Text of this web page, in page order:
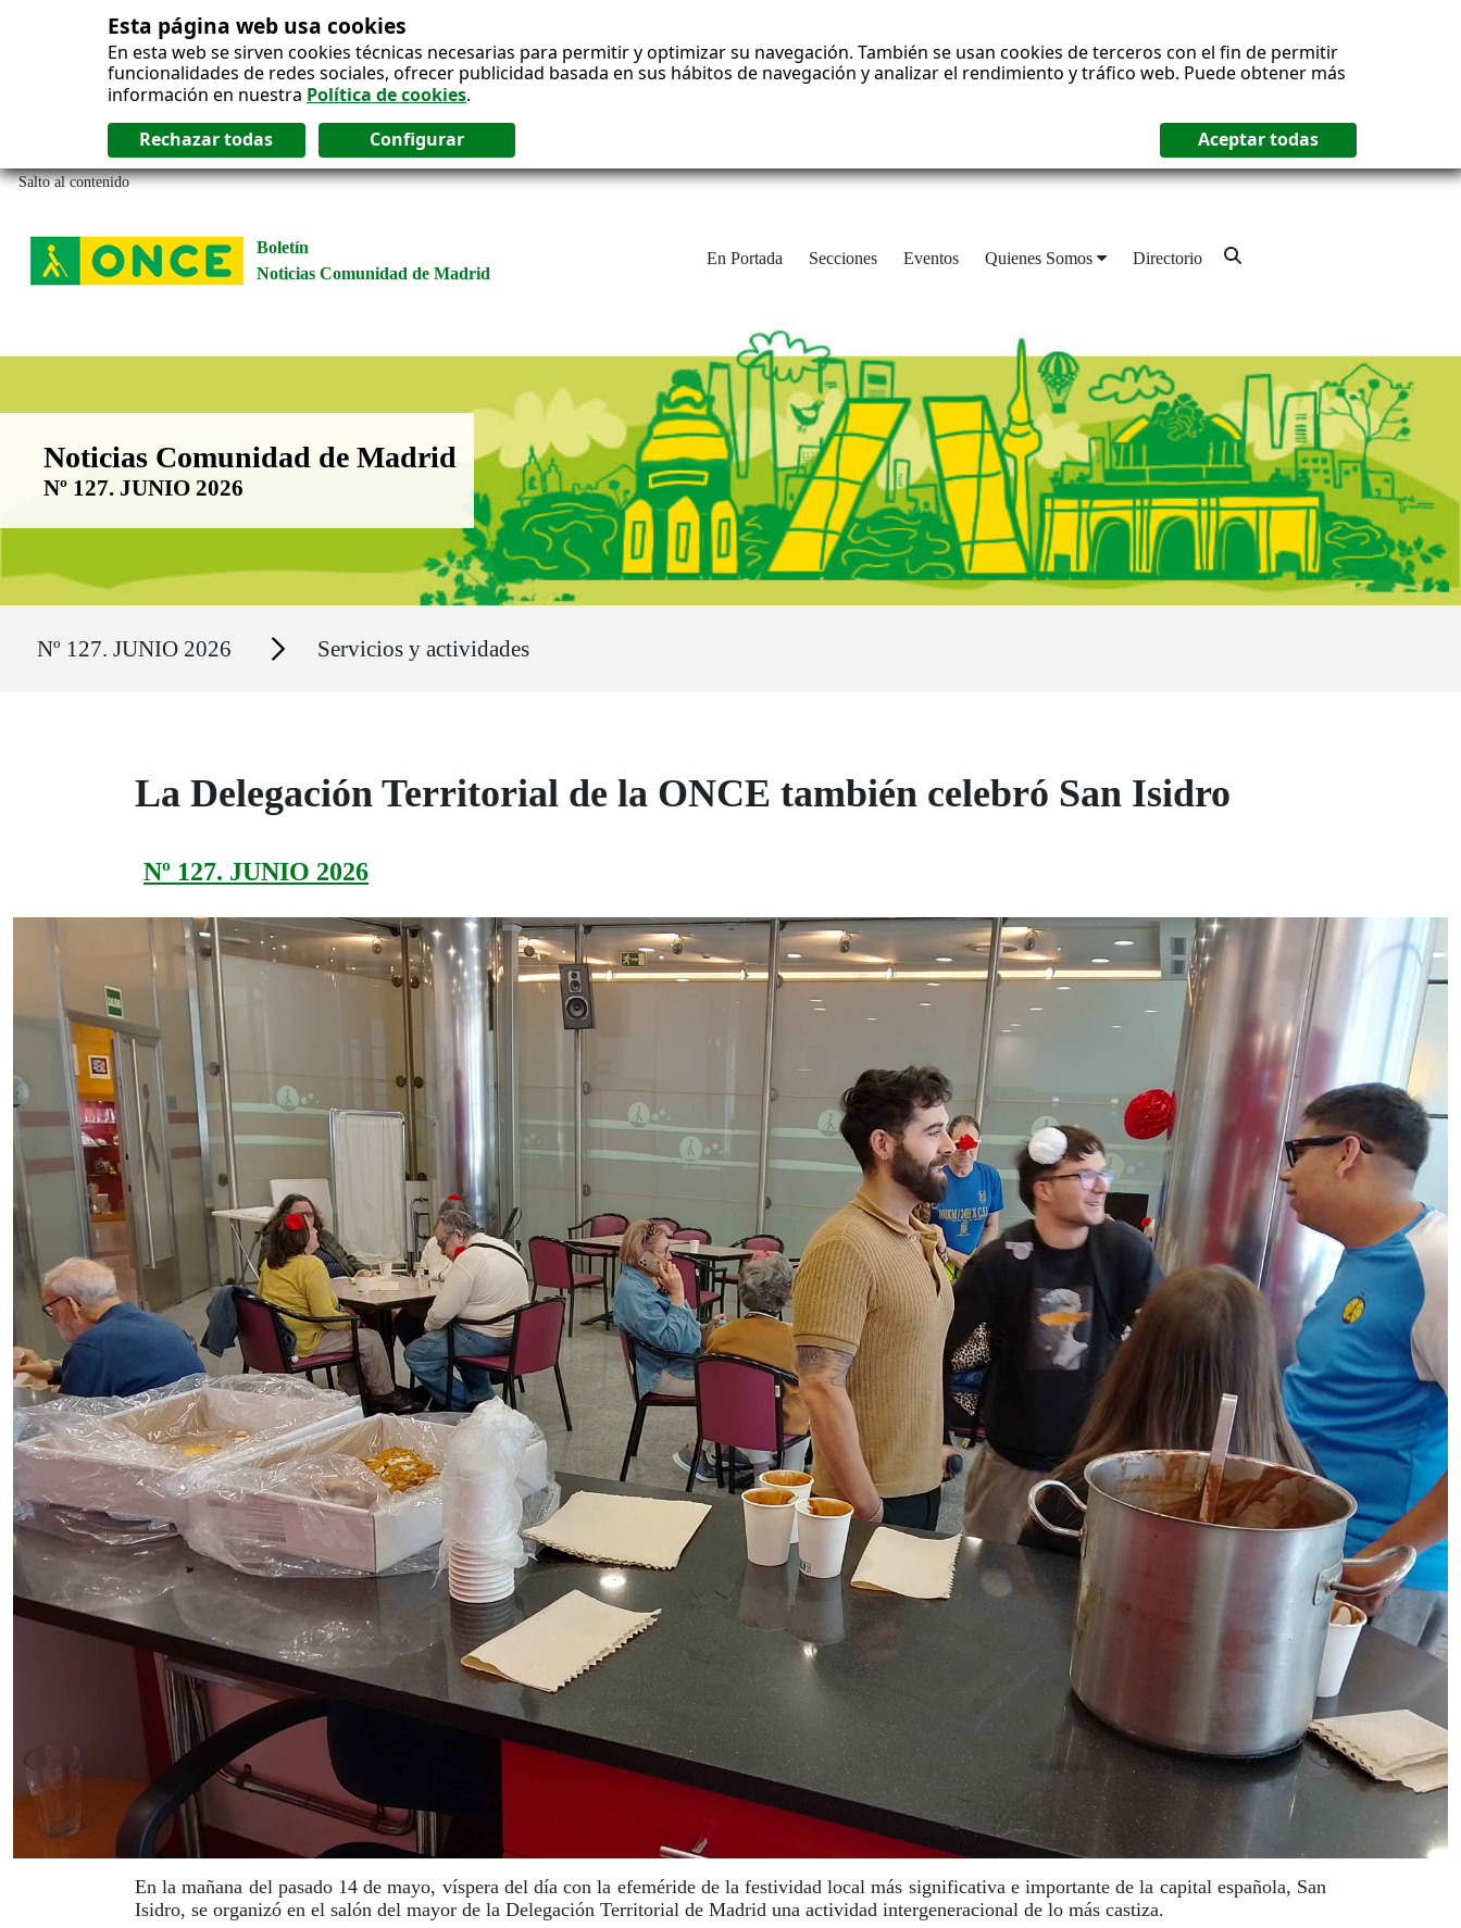
Esta página web usa cookies
En esta web se sirven cookies técnicas necesarias para permitir y optimizar su navegación. También se usan cookies de terceros con el fin de permitir
funcionalidades de redes sociales, ofrecer publicidad basada en sus hábitos de navegación y analizar el rendimiento y tráfico web. Puede obtener más
información en nuestra Política de cookies.
Salto al contenido
Boletín
Noticias Comunidad de Madrid
En Portada Secciones Eventos Quienes Somos Directorio
Boletín Noticias Comunidad de Madrid
Noticias Comunidad de Madrid
Nº 127. JUNIO 2026
Nº 127. JUNIO 2026 Secciones Servicios y actividades
La Delegación Territorial de la ONCE también celebró San Isidro
Nº 127. JUNIO 2026
En la mañana del pasado 14 de mayo, víspera del día con la efeméride de la festividad local más significativa e importante de la capital española, San
Isidro, se organizó en el salón del mayor de la Delegación Territorial de Madrid una actividad intergeneracional de lo más castiza.